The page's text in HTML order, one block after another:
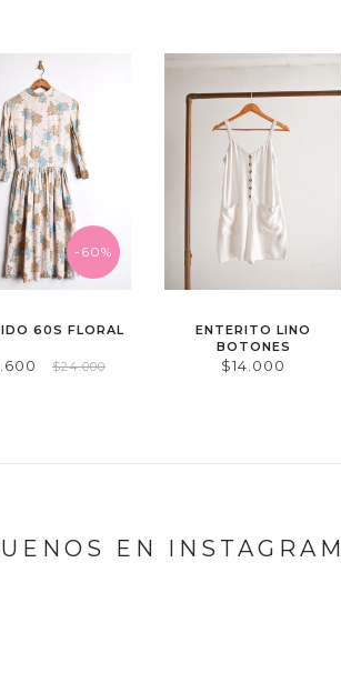
-60%
60S FLORAL
$24.000
ENTERITO LINO
BOTONES
$14.000
EN INSTAGRAM